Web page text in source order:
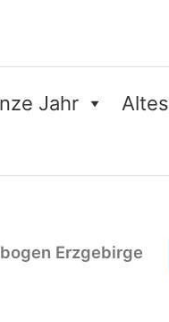
Jahr
Altes
Erzgebirge